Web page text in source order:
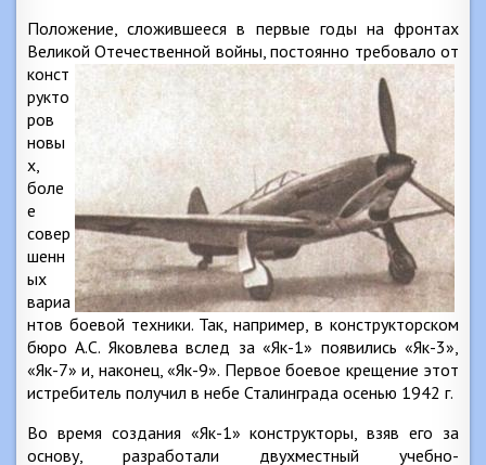
Положение, сложившееся в первые годы на фронтах
Великой Отечественной войны, постоянно требовало от
конст
рукто
ров
новы
х,
боле
е
совер
шенн
ых
вариа
нтов боевой техники. Так, например, в конструкторском
бюро А.С. Яковлева вслед за «Як-1» появились «Як-3»,
«Як-7» и, наконец, «Як-9». Первое боевое крещение этот
истребитель получил в небе Сталинграда осенью 1942 г.
Во время создания «Як-1» конструкторы, взяв его за
основу, разработали двухместный учебно-